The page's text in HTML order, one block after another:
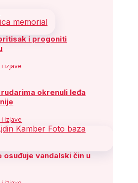
i progoniti
i izjave
okrenuli leđa
i izjave
osuđuje vandalski čin u